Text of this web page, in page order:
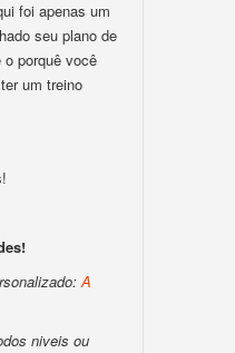
foi apenas um
seu plano de
o porquê você
um treino
A
niveis ou